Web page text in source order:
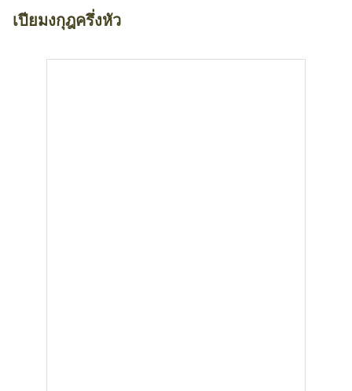
เปียมงกุฎครึ่งหัว